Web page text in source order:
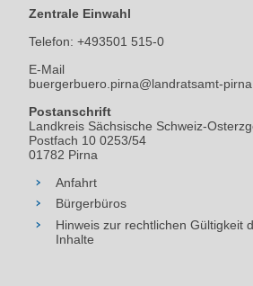
Zentrale Einwahl
Telefon: +493501 515-0
E-Mail
buergerbuero.pirna@landratsamt-
Postanschrift
Landkreis Sächsische Schweiz-
Postfach 10 0253/54
01782 Pirna
Anfahrt
Bürgerbüros
Hinweis zur rechtlichen Gültigkeit
Inhalte